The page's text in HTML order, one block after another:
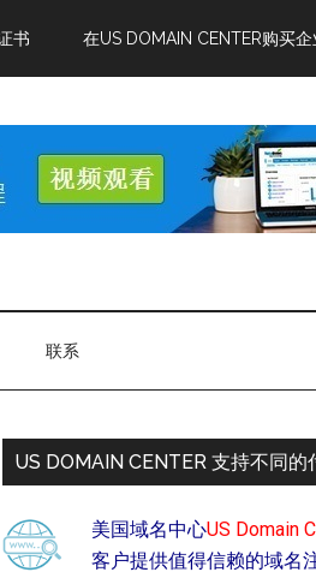
书 在US DOMAIN CENTER购买
联系
US DOMAIN CENTER 支持不同的
美国域名中心US Domain
客户提供值得信赖的域名